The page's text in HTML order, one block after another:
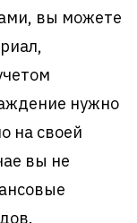
вы можете
нужно
на своей
вы не